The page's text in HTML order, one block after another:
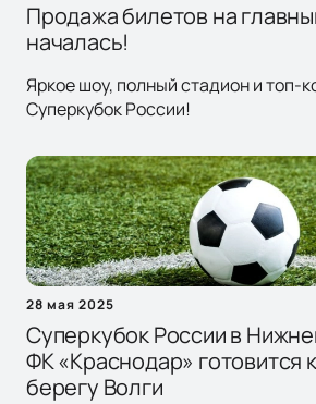
Продажа билетов на
началась!
Яркое шоу, полный стадион и топ-
Суперкубок России!
28 мая 2025
Суперкубок России в
ФК «Краснодар» готовится
берегу Волги